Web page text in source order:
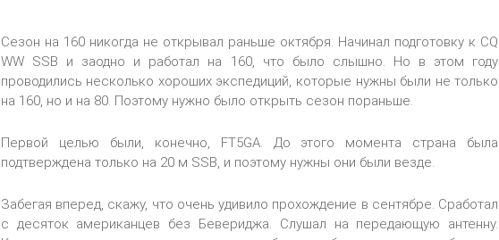
Сезон на 160 никогда не открывал раньше октября. Начинал подготовку к CQ
WW SSB и заодно и работал на 160, что было слышно. Но в этом году
проводились несколько хороших экспедиций, которые нужны были не только
на 160, но и на 80. Поэтому нужно было открыть сезон пораньше.
Первой целью были, конечно, FT5GA. До этого момента страна была
подтверждена только на 20 м SSB, и поэтому нужны они были везде.
Забегая вперед, скажу, что очень удивило прохождение в сентябре. Сработал
с десяток американцев без Бевериджа. Слушал на передающую антенну.